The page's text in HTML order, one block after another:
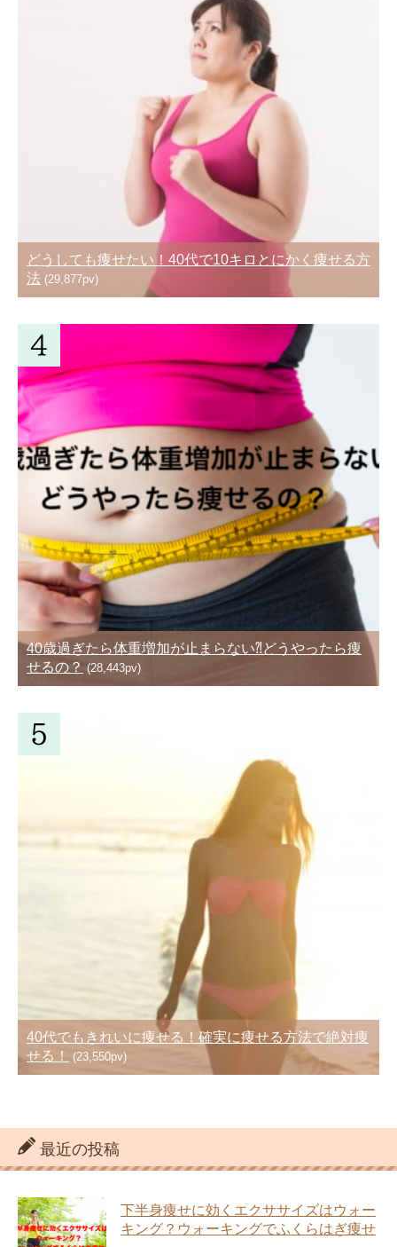
どうしても痩せたい！40代で10キロとにかく痩せる方
法 (29,877pv)
40歳過ぎたら体重増加が止まらない⁈どうやったら痩
せるの？ (28,443pv)
40代でもきれいに痩せる！確実に痩せる方法で絶対痩
せる！
(23,550pv)
最近の投稿
下半身痩せに効くエクササイズはウォー
キング？ウォーキングでふくらはぎ痩せ